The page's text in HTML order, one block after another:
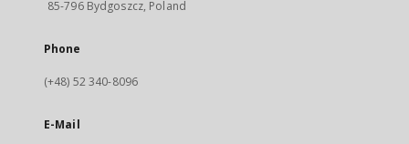
85-796 Bydgoszcz, Poland
Phone
(+48) 52 340-8096
E-Mail